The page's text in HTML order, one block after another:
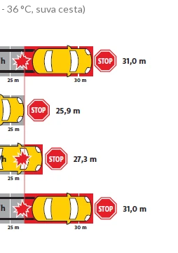
36 °C, suva cesta)